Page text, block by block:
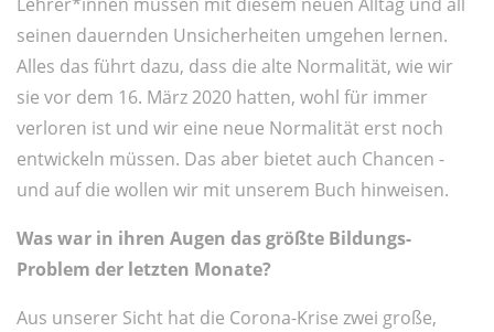
seinen dauernden Unsicherheiten umgehen lernen.
Alles das führt dazu, dass die alte Normalität, wie wir
sie vor dem 16. März 2020 hatten, wohl für immer
verloren ist und wir eine neue Normalität erst noch
entwickeln müssen. Das aber bietet auch Chancen -
und auf die wollen wir mit unserem Buch hinweisen.
Was war in ihren Augen das größte Bildungs-
Problem der letzten Monate?
Aus unserer Sicht hat die Corona-Krise zwei große,